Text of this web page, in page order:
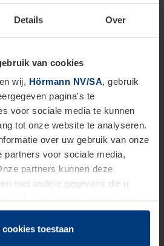
Details Over
van cookies
wij, Hörmann NV/SA, gebruik
pagina's te
voor sociale media te kunnen
tot onze website te analyseren.
over uw gebruik van onze
partners voor sociale media,
partners kunnen deze
met andere gegevens die u
recht om cookies op uw
cookies toestaan